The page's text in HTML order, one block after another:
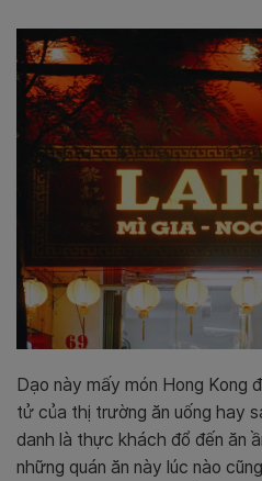
Dạo này mấy món Hong Kong
tử của thị trường ăn uống hay
danh là thực khách đổ đến ăn
những quán ăn này lúc nào